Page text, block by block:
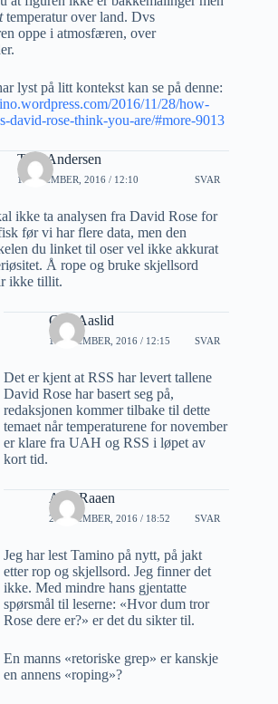
temperatur over land. Dvs
oppe i atmosfæren, over
lyst på litt kontekst kan se på denne:
2016/11/28/how-
david-rose-think-you-are/#more-9013
Tore Andersen
1 DESEMBER, 2016 / 12:10 SVAR
ikke ta analysen fra David Rose for
før vi har flere data, men den
du linket til oser vel ikke akkurat
Å rope og bruke skjellsord
ikke tillit.
Geir Aaslid
1 DESEMBER, 2016 / 12:15 SVAR
Det er kjent at RSS har levert tallene
David Rose har basert seg på,
redaksjonen kommer tilbake til dette
temaet når temperaturene for november
er klare fra UAH og RSS i løpet av
kort tid.
A M Raaen
2 DESEMBER, 2016 / 18:52 SVAR
Jeg har lest Tamino på nytt, på jakt
etter rop og skjellsord. Jeg finner det
ikke. Med mindre hans gjentatte
spørsmål til leserne: «Hvor dum tror
Rose dere er?» er det du sikter til.
En manns «retoriske grep» er kanskje
en annens «roping»?